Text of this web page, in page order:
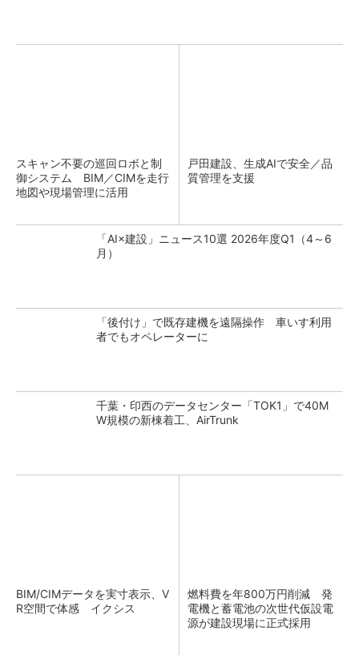
スキャン不要の巡回ロボと制
御システム BIM／CIMを走行
地図や現場管理に活用
戸田建設、生成AIで安全／品
質管理を支援
「AI×建設」ニュース10選 2026年度Q1（4～6
月）
「後付け」で既存建機を遠隔操作 車いす利用
者でもオペレーターに
千葉・印西のデータセンター「TOK1」で40M
W規模の新棟着工、AirTrunk
BIM/CIMデータを実寸表示、V
R空間で体感 イクシス
燃料費を年800万円削減 発
電機と蓄電池の次世代仮設電
源が建設現場に正式採用